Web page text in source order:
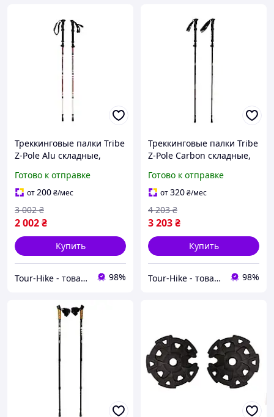
Треккинговые палки Tribe
Z-Pole Alu складные,
37-135 см, 2 шт (T-ME-
0024-plum)
Готово к отправке
от200₴/мес
2 002₴
3 002 ₴
Купить
Tour-Hike - товары для туризма и активного отдыха 98%
Треккинговые палки Tribe
Z-Pole Carbon складные,
шт (T-ME-0025-plum)
Готово к отправке
от320₴/мес
3 203₴
4 203 ₴
Купить
Tour-Hike - товары для туризма и активного отдыха 98%